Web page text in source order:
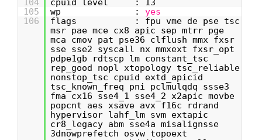
104
cpuid level : 13
105
wp : yes
106
flags : fpu vme de pse tsc
msr pae mce cx8 apic sep mtrr pge
mca cmov pat pse36 clflush mmx fxsr
sse sse2 syscall nx mmxext fxsr_opt
pdpe1gb rdtscp lm constant_tsc
rep_good nopl xtopology tsc_reliable
nonstop_tsc cpuid extd_apicid
tsc_known_freq pni pclmulqdq ssse3
fma cx16 sse4_1 sse4_2 x2apic movbe
popcnt aes xsave avx f16c rdrand
hypervisor lahf_lm svm extapic
cr8_legacy abm sse4a misalignsse
3dnowprefetch osvw topoext